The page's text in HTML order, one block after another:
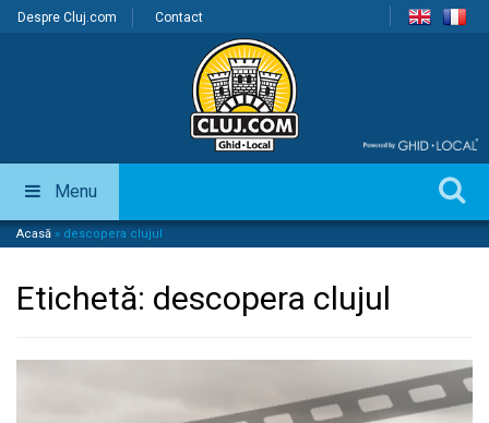
Despre Cluj.com Contact
Menu
Acasă » descopera clujul
Etichetă: descopera clujul